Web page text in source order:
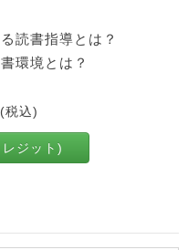
読書指導とは？
環境とは？
税込)
ジット)